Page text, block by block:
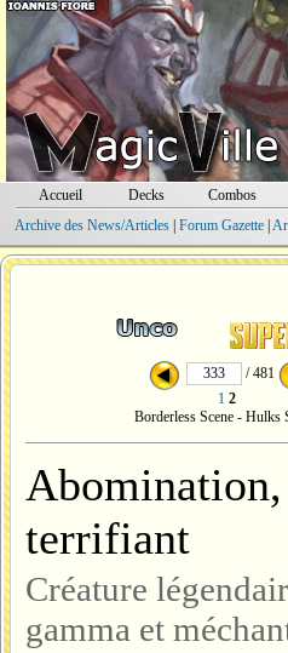
Accueil Decks Combos
Archive des News/Articles| Forum Gazette|
/ 481
1 2
Borderless Scene - Hulks
terrifiant
Créature
gamma et